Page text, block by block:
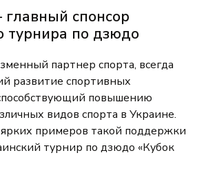
спонсор
турнира по дзюдо
партнер спорта, всегда
развитие спортивных
повышению
видов спорта в Украине.
примеров такой поддержки
турнир по дзюдо «Кубок